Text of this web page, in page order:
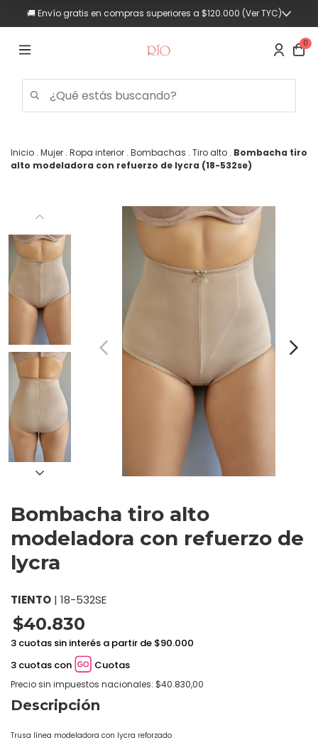
🚚 Envío gratis en compras superiores a $120.000 (Ver TYC)
Mujer
Hombre
0
Inicio . Mujer . Ropa interior . Bombachas . Tiro alto . Bombacha tiro
alto modeladora con refuerzo de lycra (18-532se)
Bombacha tiro alto
modeladora con refuerzo de
lycra
TIENTO | 18-532SE
$40.830
3 cuotas sin interés a partir de $90.000
3 cuotas con
Cuotas
Precio sin impuestos nacionales: $40.830,00
Descripción
Trusa línea modeladora con lycra reforzado